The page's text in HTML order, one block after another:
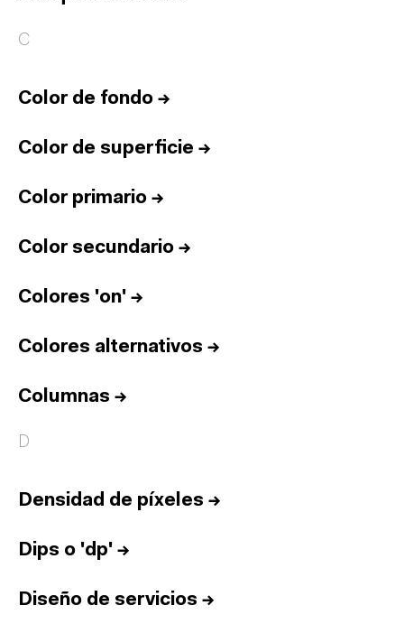
C
Color de fondo →
Color de superficie →
Color primario →
Color secundario →
Colores 'on' →
Colores alternativos →
Columnas →
D
Densidad de píxeles →
Dips o 'dp' →
Diseño de servicios →